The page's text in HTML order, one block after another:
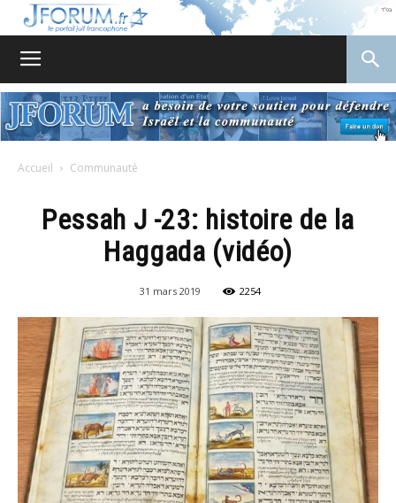
Accueil Communauté
Pessah J -23: histoire de la
Haggada (vidéo)
31 mars 2019 2254